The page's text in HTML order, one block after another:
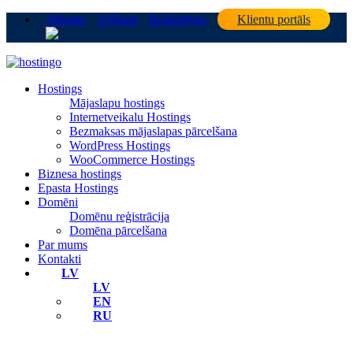
Atbalsts Affiliate Reģistrēties Klientu portāls
Hostings
Mājaslapu hostings
Internetveikalu Hostings
Bezmaksas mājaslapas pārcelšana
WordPress Hostings
WooCommerce Hostings
Biznesa hostings
Epasta Hostings
Domēni
Domēnu reģistrācija
Domēna pārcelšana
Par mums
Kontakti
LV
LV
EN
RU